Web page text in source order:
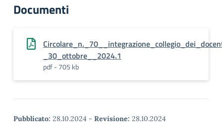
Documenti
_30_ottobre__2024.1
pdf - 705 kb
Pubblicato: 28.10.2024 - Revisione: 28.10.2024